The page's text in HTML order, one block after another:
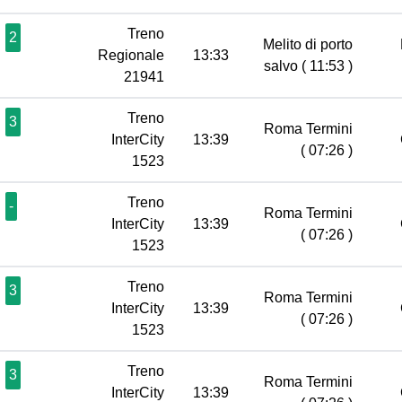
2
Treno
Regionale
21941
13:33
Melito di porto
salvo ( 11:53 )
3
Treno
InterCity
1523
13:39
Roma Termini
( 07:26 )
-
Treno
InterCity
1523
13:39
Roma Termini
( 07:26 )
3
Treno
InterCity
1523
13:39
Roma Termini
( 07:26 )
3
Treno
InterCity
13:39
Roma Termini